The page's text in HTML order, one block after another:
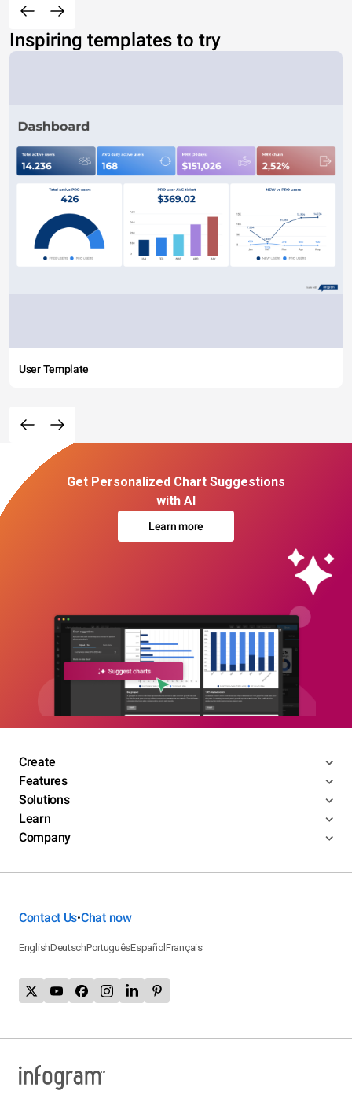
Inspiring templates to try
User Template
Get Personalized Chart Suggestions
with AI
Learn more
Create
Features
Solutions
Learn
Company
Contact Us•Chat now
EnglishDeutschPortuguêsEspañolFrançais